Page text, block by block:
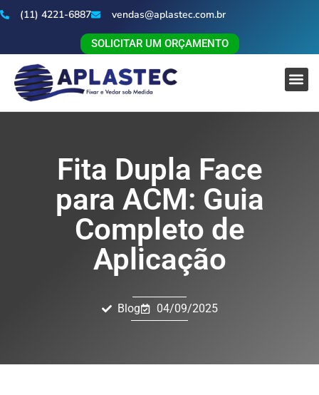
(11) 4221-6887 vendas@aplastec.com.br
SOLICITAR UM ORÇAMENTO
Fita Dupla Face
para ACM: Guia
Completo de
Aplicação
Blog 04/09/2025